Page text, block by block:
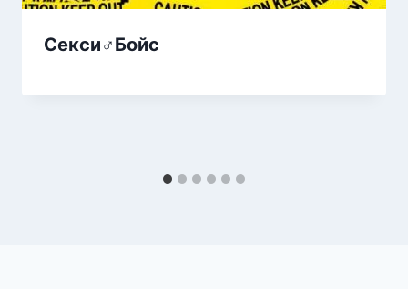
Секси♂Бойс